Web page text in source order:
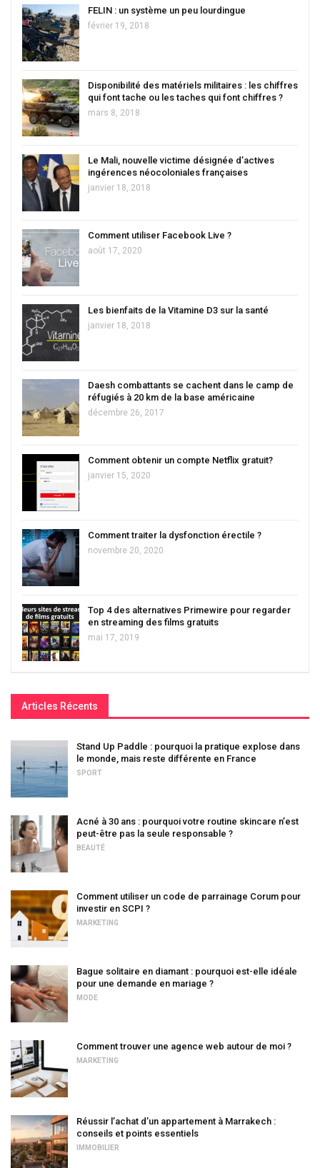
FELIN : un système un peu lourdingue
février 19, 2018
Disponibilité des matériels militaires : les chiffres
qui font tache ou les taches qui font chiffres ?
mars 8, 2018
Le Mali, nouvelle victime désignée d’actives
ingérences néocoloniales françaises
janvier 18, 2018
Comment utiliser Facebook Live ?
août 17, 2020
Les bienfaits de la Vitamine D3 sur la santé
janvier 18, 2018
Daesh combattants se cachent dans le camp de
réfugiés à 20 km de la base américaine
décembre 26, 2017
Comment obtenir un compte Netflix gratuit?
janvier 15, 2020
Comment traiter la dysfonction érectile ?
novembre 20, 2020
Top 4 des alternatives Primewire pour regarder
en streaming des films gratuits
mai 17, 2019
Articles Récents
Stand Up Paddle : pourquoi la pratique explose dans
le monde, mais reste différente en France
SPORT
Acné à 30 ans : pourquoi votre routine skincare n’est
peut-être pas la seule responsable ?
BEAUTÉ
Comment utiliser un code de parrainage Corum pour
investir en SCPI ?
MARKETING
Bague solitaire en diamant : pourquoi est-elle idéale
pour une demande en mariage ?
MODE
Comment trouver une agence web autour de moi ?
MARKETING
Réussir l’achat d’un appartement à Marrakech :
conseils et points essentiels
IMMOBILIER